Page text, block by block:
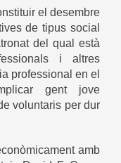
el desembre
de tipus social
del qual està
i altres
professional en el
gent jove
voluntaris per dur
amb